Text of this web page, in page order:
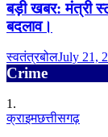
बड़ी खबर: मंत्री
बदलाव।
स्वतंत्रबोलJuly 21,
Crime
1.
क्राइमछत्तीसगढ़